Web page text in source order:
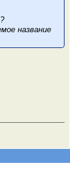
название